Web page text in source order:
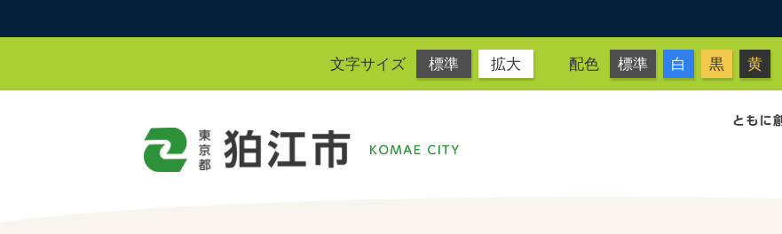
文字サイズ 標準 拡大 配色 標準 白 黒 黄